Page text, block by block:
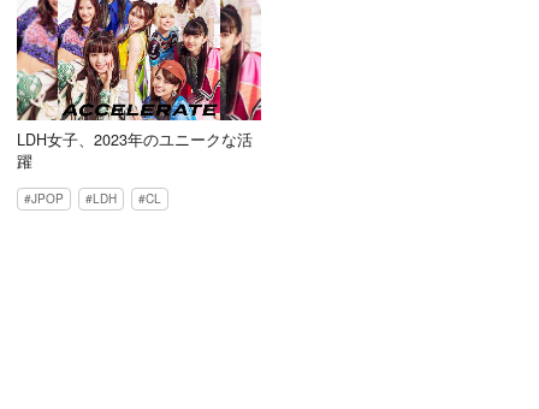
LDH女子、2023年のユニークな活
躍
JPOP LDH CL